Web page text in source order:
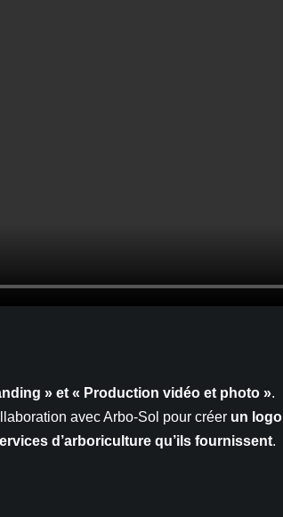
» et « Production vidéo et photo ».
avec Arbo-Sol pour créer un logo
d’arboriculture qu’ils fournissent.